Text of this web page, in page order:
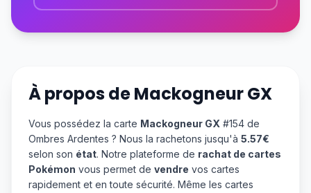
À propos deMackogneur GX
Vous possédez la carte Mackogneur GX #154 de
Ombres Ardentes ? Nous la rachetons jusqu'à 5.57€
selon son état. Notre plateforme de rachat de cartes
Pokémon vous permet de vendre vos cartes
rapidement et en toute sécurité. Même les cartes